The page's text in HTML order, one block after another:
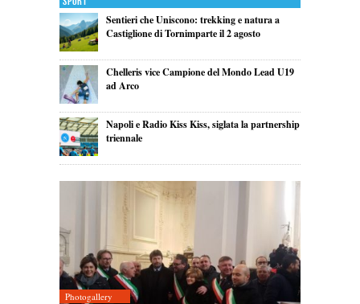
Sentieri che Uniscono: trekking e natura a
Castiglione di Tornimparte il 2 agosto
Chelleris vice Campione del Mondo Lead U19
ad Arco
Napoli e Radio Kiss Kiss, siglata la partnership
triennale
Photogallery